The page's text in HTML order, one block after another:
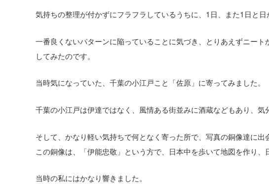
気持ちの整理が付かずにフラフラしているうちに、1日、また1日と日
一番良くないパターンに陥っていることに気づき、とりあえずニー
してみたのです。
当時気になっていた、千葉の小江戸こと「佐原」に寄ってみました。
千葉の小江戸は伊達ではなく、風情ある街並みに酒蔵などもあり、気
そして、かなり軽い気持ちで何となく寄った所で、写真の銅像達に出
この銅像は、「伊能忠敬」という方で、日本中を歩いて地図を作り
当時の私にはかなり響きました。